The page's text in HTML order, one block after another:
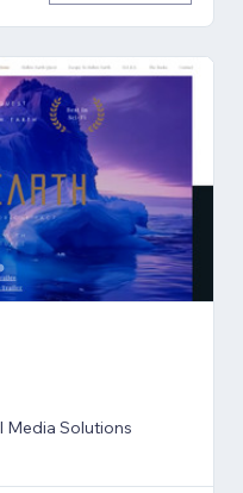
Media Solutions